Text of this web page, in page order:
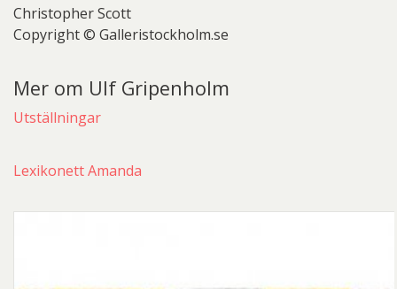
Christopher Scott
Copyright © Galleristockholm.se
Mer om Ulf Gripenholm
Utställningar
Lexikonett Amanda